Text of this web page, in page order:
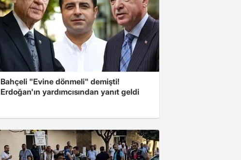
Bahçeli "Evine dönmeli" demişti!
Erdoğan'ın yardımcısından yanıt geldi